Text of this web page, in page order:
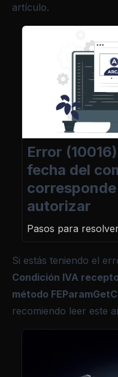
artículo.
Error
fecha del
autorizar
Pasos para
Si estás teniendo el
Condición IVA
método
recomiendo leer este